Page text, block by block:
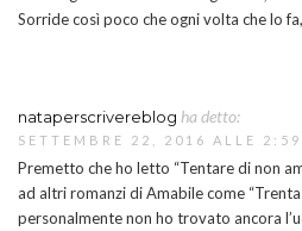
Sorride così poco che ogni volta che lo
nataperscrivereblog ha detto:
SETTEMBRE 22, 2016 ALLE 2:59
Premetto che ho letto “Tentare di non
ad altri romanzi di Amabile come
personalmente non ho trovato ancora